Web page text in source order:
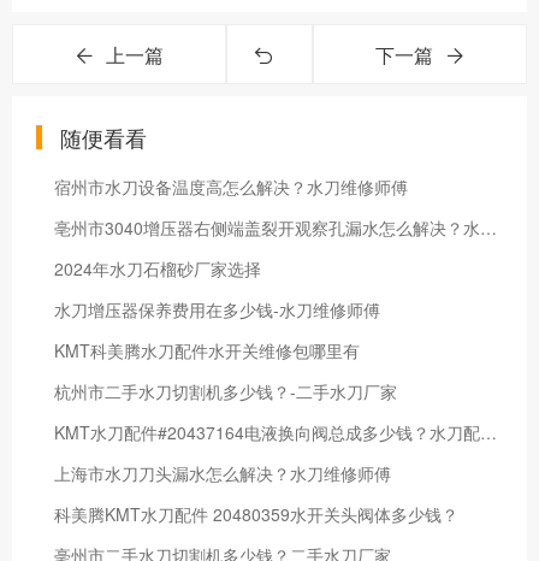
上一篇 下一篇
随便看看
宿州市水刀设备温度高怎么解决？水刀维修师傅
亳州市3040增压器右侧端盖裂开观察孔漏水怎么解决？水刀维修师傅
2024年水刀石榴砂厂家选择
水刀增压器保养费用在多少钱-水刀维修师傅
KMT科美腾水刀配件水开关维修包哪里有
杭州市二手水刀切割机多少钱？-二手水刀厂家
KMT水刀配件#20437164电液换向阀总成多少钱？水刀配件厂家
上海市水刀刀头漏水怎么解决？水刀维修师傅
科美腾KMT水刀配件 20480359水开关头阀体多少钱？
亳州市二手水刀切割机多少钱？二手水刀厂家